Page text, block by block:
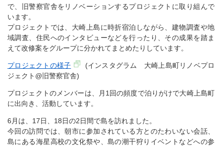
で、旧警察官舎をリノベーションするプロジェクトに取り組んで
います。
プロジェクトでは、大崎上島に時折宿泊しながら、建物調査や地
域調査、住民へのインタビューなどを行ったり、その成果を踏ま
えて改修案をグループに分かれてまとめたりしています。
プロジェクトの様子
(インスタグラム 大崎上島町リノベプロ
ジェクト@旧警察官舎)
プロジェクトのメンバーは、月1回の頻度で泊りがけで大崎上島町
に出向き、活動しています。
6月は、17日、18日の2日間で島を訪れました。
今回の訪問では、朝市に参加されている方とのたわいない会話、
島にある海星高校の文化祭や、島の潮干狩りイベントなどへの参